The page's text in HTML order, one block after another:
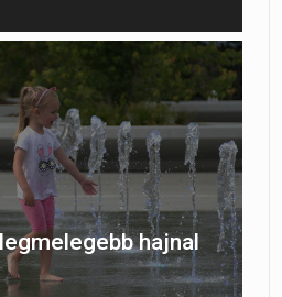
hajnal